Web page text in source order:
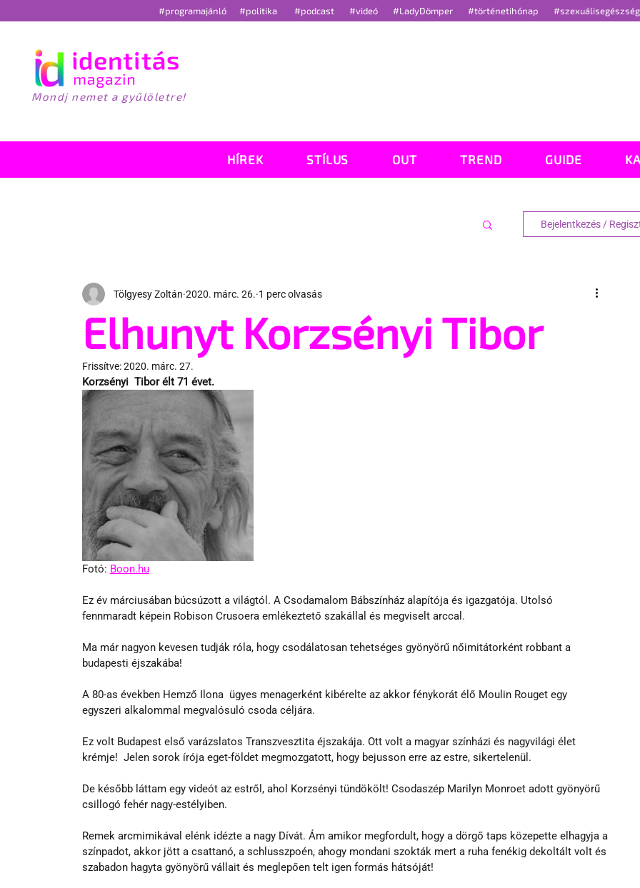
#programajánló #politika #podcast #videó #LadyDömper #történetihónap
Mondj nemet a gyűlöletre!
HÍREK STÍLUS OUT TREND GUIDE
Bejelentkezés /
Elhunyt Korzsényi Tibor
Tölgyesy Zoltán 2020. márc. 26. 1 perc olvasás
Frissítve:2020. márc. 27.
Korzsényi  Tibor élt 71 évet.
Fotó: Boon.hu
Ez év márciusában búcsúzott a világtól. A Csodamalom Bábszínház alapítója és igazgatója. Utolsó
fennmaradt képein Robison Crusoera emlékeztető szakállal és megviselt arccal.
Ma már nagyon kevesen tudják róla, hogy csodálatosan tehetséges gyönyörű nőimitátorként robbant a
budapesti éjszakába!
A 80-as években Hemző Ilona  ügyes menagerként kibérelte az akkor fénykorát élő Moulin Rouget egy
egyszeri alkalommal megvalósuló csoda céljára.
Ez volt Budapest első varázslatos Transzvesztita éjszakája. Ott volt a magyar színházi és nagyvilági élet
krémje!  Jelen sorok írója eget-földet megmozgatott, hogy bejusson erre az estre, sikertelenül.
De később láttam egy videót az estről, ahol Korzsényi tündökölt! Csodaszép Marilyn Monroet adott gyönyörű
csillogó fehér nagy-estélyiben.
Remek arcmimikával elénk idézte a nagy Dívát. Ám amikor megfordult, hogy a dörgő taps közepette elhagyja a
színpadot, akkor jött a csattanó, a schlusszpoén, ahogy mondani szokták mert a ruha fenékig dekoltált volt és
szabadon hagyta gyönyörű vállait és meglepően telt igen formás hátsóját!